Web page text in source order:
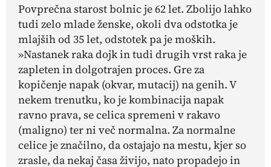
Povprečna starost bolnic je 62 let. Zbolijo lahko
tudi zelo mlade ženske, okoli dva odstotka je
mlajših od 35 let, odstotek pa je moških.
»Nastanek raka dojk in tudi drugih vrst raka je
zapleten in dolgotrajen proces. Gre za
kopičenje napak (okvar, mutacij) na genih. V
nekem trenutku, ko je kombinacija napak
ravno prava, se celica spremeni v rakavo
(maligno) ter ni več normalna. Za normalne
celice je značilno, da ostajajo na mestu, kjer so
zrasle, da nekaj časa živijo, nato propadejo in